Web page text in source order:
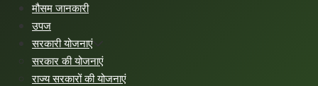
मौसम जानकारी
उपज
सरकारी योजनाएं
सरकार की योजनाएं
राज्य सरकारों की योजनाएं